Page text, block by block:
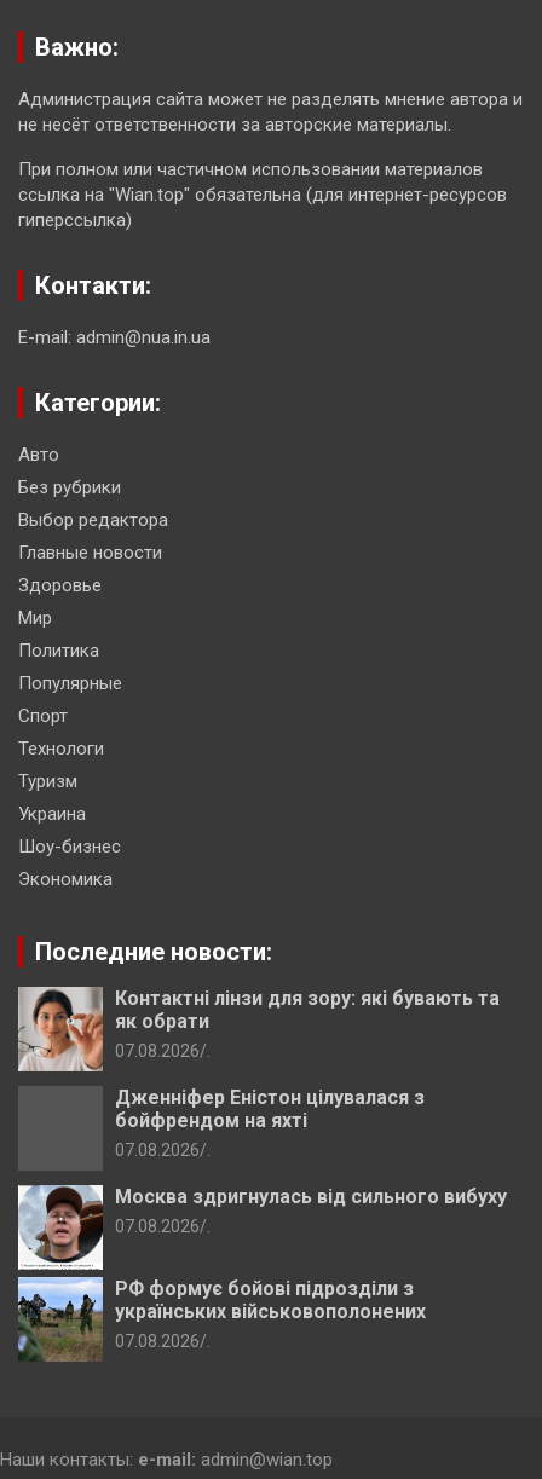
Важно:
Администрация сайта может не разделять мнение автора и
не несёт ответственности за авторские материалы.
При полном или частичном использовании материалов
ссылка на "Wian.top" обязательна (для интернет-ресурсов
гиперссылка)
Контакти:
E-mail: admin@nua.in.ua
Категории:
Авто
Без рубрики
Выбор редактора
Главные новости
Здоровье
Мир
Политика
Популярные
Спорт
Технологи
Туризм
Украина
Шоу-бизнес
Экономика
Последние новости:
Контактні лінзи для зору: які бувають та
як обрати
07.08.2026
Дженніфер Еністон цілувалася з
бойфрендом на яхті
07.08.2026
Москва здригнулась від сильного вибуху
07.08.2026
РФ формує бойові підрозділи з
українських військовополонених
07.08.2026
Наши контакты: e-mail: admin@wian.top